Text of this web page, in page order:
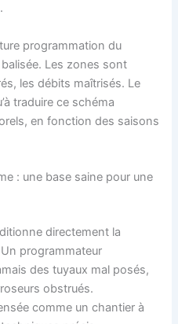
programmation du
Les zones sont
les débits maîtrisés. Le
traduire ce schéma
en fonction des saisons
: une base saine pour une
directement la
programmateur
des tuyaux mal posés,
obstrués.
comme un chantier à